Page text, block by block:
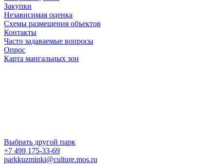
Закупки
Независимая оценка
Схемы размещения объектов
Контакты
Часто задаваемые вопросы
Опрос
Карта мангальных зон
Выбрать другой парк
+7 499 175-33-69
parkkuzminki@culture.mos.ru